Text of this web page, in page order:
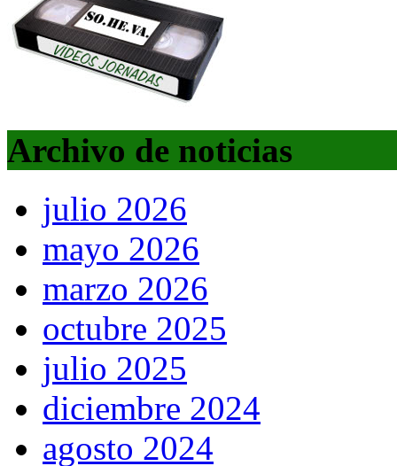
Archivo de noticias
julio 2026
mayo 2026
marzo 2026
octubre 2025
julio 2025
diciembre 2024
agosto 2024